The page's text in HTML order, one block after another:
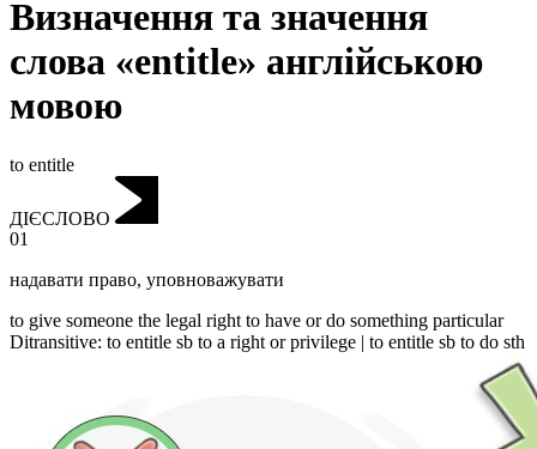
Визначення та значення
слова «entitle» англійською
мовою
to entitle
ДІЄСЛОВО
01
надавати право, уповноважувати
to give someone the legal right to have or do something particular
Ditransitive: to entitle sb to a right or privilege | to entitle sb to do sth